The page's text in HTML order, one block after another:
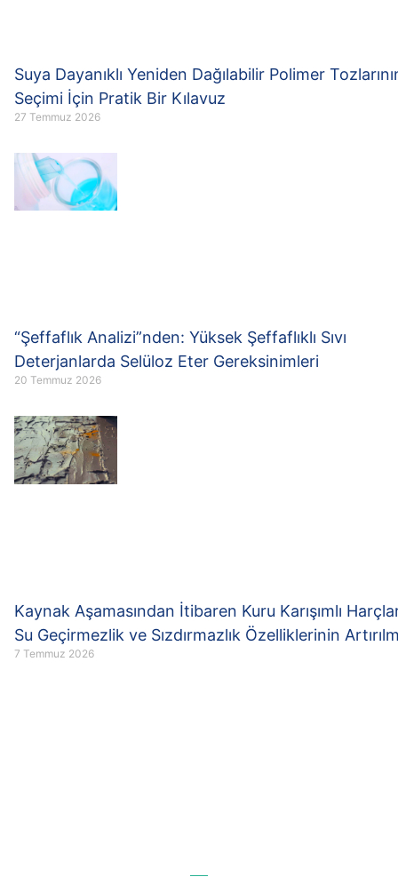
Suya Dayanıklı Yeniden Dağılabilir Polimer
Seçimi İçin Pratik Bir Kılavuz
27 Temmuz 2026
“Şeffaflık Analizi”nden: Yüksek Şeffaflıklı Sıvı
Deterjanlarda Selüloz Eter Gereksinimleri
20 Temmuz 2026
Kaynak Aşamasından İtibaren Kuru Karışımlı
Su Geçirmezlik ve Sızdırmazlık Özelliklerinin
7 Temmuz 2026